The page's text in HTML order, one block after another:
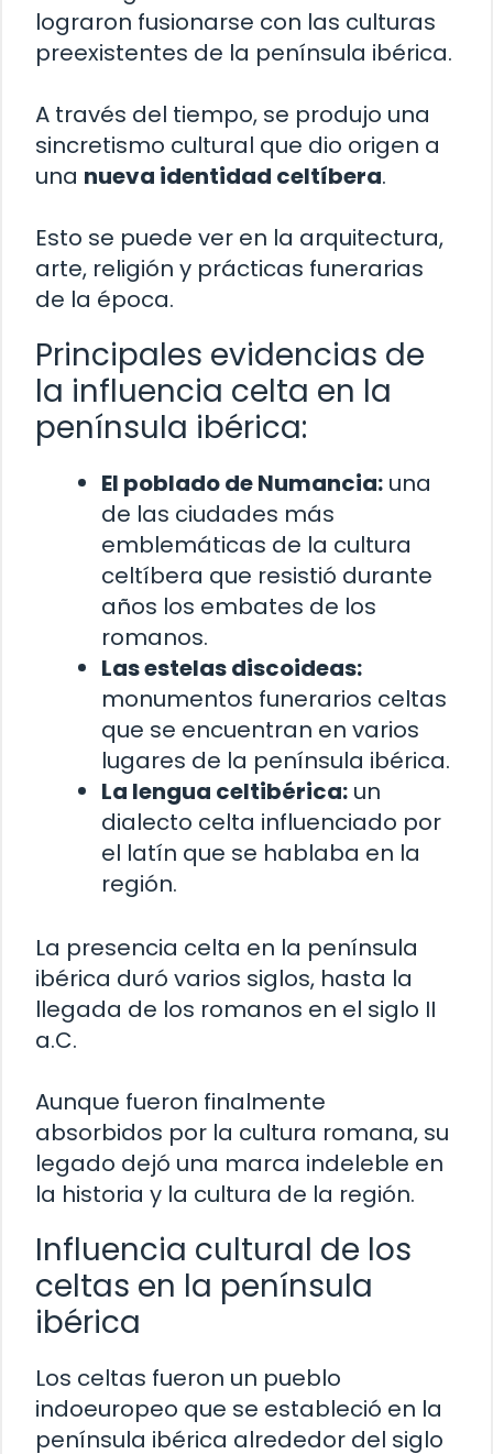
lograron fusionarse con las culturas
preexistentes de la península ibérica.
A través del tiempo, se produjo una
sincretismo cultural que dio origen a
una nueva identidad celtíbera.
Esto se puede ver en la arquitectura,
arte, religión y prácticas funerarias
de la época.
Principales evidencias de
la influencia celta en la
península ibérica:
El poblado de Numancia: una
de las ciudades más
emblemáticas de la cultura
celtíbera que resistió durante
años los embates de los
romanos.
Las estelas discoideas:
monumentos funerarios celtas
que se encuentran en varios
lugares de la península ibérica.
La lengua celtibérica: un
dialecto celta influenciado por
el latín que se hablaba en la
región.
La presencia celta en la península
ibérica duró varios siglos, hasta la
llegada de los romanos en el siglo II
a.C.
Aunque fueron finalmente
absorbidos por la cultura romana, su
legado dejó una marca indeleble en
la historia y la cultura de la región.
Influencia cultural de los
celtas en la península
ibérica
Los celtas fueron un pueblo
indoeuropeo que se estableció en la
península ibérica alrededor del siglo